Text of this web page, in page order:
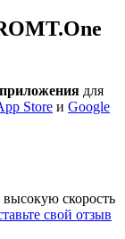
для
Store и Google
высокую скорость
свой отзыв